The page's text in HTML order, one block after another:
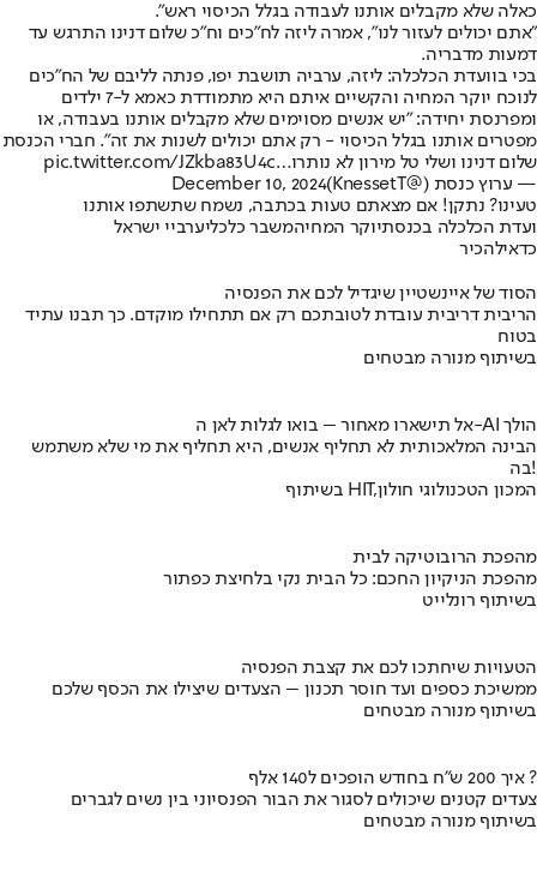
כאלה שלא מקבלים אותנו לעבודה בגלל הכיסוי ראש".
"אתם יכולים לעזור לנו", אמרה ליזה לח"כים וח"כ שלום דנינו התרגש עד
דמעות מדבריה.
בכי בוועדת הכלכלה: ליזה, ערביה תושבת יפו, פנתה לליבם של הח"כים
לנוכח יוקר המחיה והקשיים איתם היא מתמודדת כאמא ל-7 ילדים
ומפרנסת יחידה: "יש אנשים מסוימים שלא מקבלים אותנו בעבודה, או
מפטרים אותנו בגלל הכיסוי - רק אתם יכולים לשנות את זה". חברי הכנסת
שלום דנינו ושלי טל מירון לא נותרו…pic.twitter.com/JZkba83U4c
— ערוץ כנסת (@KnessetT)
December 10, 2024
טעינו? נתקן! אם מצאתם טעות בכתבה, נשמח שתשתפו אותנו
ועדת הכלכלה בכנסתיוקר המחיהמשבר כלכליערביי ישראל
כדאילהכיר
הסוד של איינשטיין שיגדיל לכם את הפנסיה
הריבית דריבית עובדת לטובתכם רק אם תתחילו מוקדם. כך תבנו עתיד
בטוח
בשיתוף מנורה מבטחים
אל תישארו מאחור – בואו לגלות לאן ה-AI הולך
הבינה המלאכותית לא תחליף אנשים, היא תחליף את מי שלא משתמש
בה!
בשיתוף HIT,המכון הטכנולוגי חולון
מהפכת הרובוטיקה לבית
מהפכת הניקיון החכם: כל הבית נקי בלחיצת כפתור
בשיתוף רונלייט
הטעויות שיחתכו לכם את קצבת הפנסיה
ממשיכת כספים ועד חוסר תכנון – הצעדים שיצילו את הכסף שלכם
בשיתוף מנורה מבטחים
איך 200 ש"ח בחודש הופכים ל140 אלף ?
צעדים קטנים שיכולים לסגור את הבור הפנסיוני בין נשים לגברים
בשיתוף מנורה מבטחים